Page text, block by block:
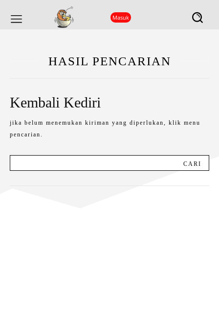
Masuk
HASIL PENCARIAN
Kembali Kediri
jika belum menemukan kiriman yang diperlukan, klik menu
pencarian.
CARI